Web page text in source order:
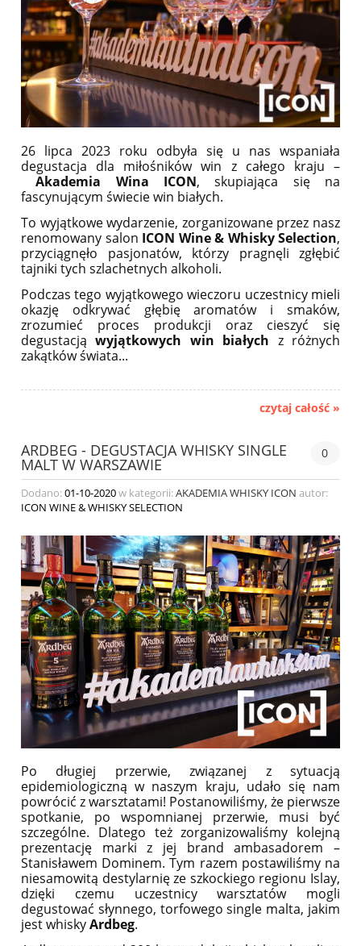
26 lipca 2023 roku odbyła się u nas wspaniała
degustacja dla miłośników win z całego kraju –
Akademia Wina ICON, skupiająca się na
fascynującym świecie win białych.
To wyjątkowe wydarzenie, zorganizowane przez nasz
renomowany salon ICON Wine & Whisky Selection,
przyciągnęło pasjonatów, którzy pragnęli zgłębić
tajniki tych szlachetnych alkoholi.
Podczas tego wyjątkowego wieczoru uczestnicy mieli
okazję odkrywać głębię aromatów i smaków,
zrozumieć proces produkcji oraz cieszyć się
degustacjąwyjątkowych win białych z różnych
zakątków świata...
czytaj całość »
ARDBEG - DEGUSTACJA WHISKY SINGLE
MALT W WARSZAWIE
0
Dodano:01-10-2020w kategorii:AKADEMIA WHISKY ICON autor:
ICON WINE & WHISKY SELECTION
Po długiej przerwie, związanej z sytuacją
epidemiologiczną w naszym kraju, udało się nam
powrócić z warsztatami! Postanowiliśmy, że pierwsze
spotkanie, po wspomnianej przerwie, musi być
szczególne. Dlatego też zorganizowaliśmy kolejną
prezentację marki z jej brand ambasadorem –
Stanisławem Dominem. Tym razem postawiliśmy na
niesamowitą destylarnię ze szkockiego regionu Islay,
dzięki czemu uczestnicy warsztatów mogli
degustować słynnego, torfowego single malta, jakim
jest whiskyArdbeg.